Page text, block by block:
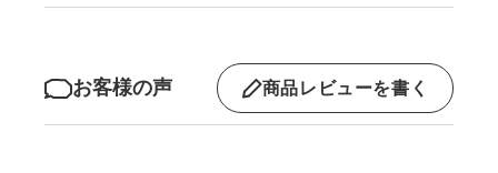
お客様の声 商品レビューを書く